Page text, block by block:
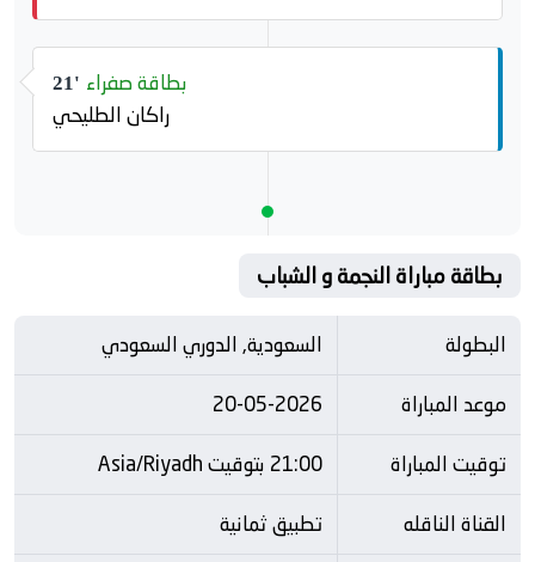
21' بطاقة صفراء
راكان الطليحي
بطاقة مباراة النجمة و الشباب
البطولة
السعودية, الدوري السعودي
موعد المباراة
20-05-2026
توقيت المباراة
21:00 بتوقيت Asia/Riyadh
القناة الناقله
تطبيق ثمانية